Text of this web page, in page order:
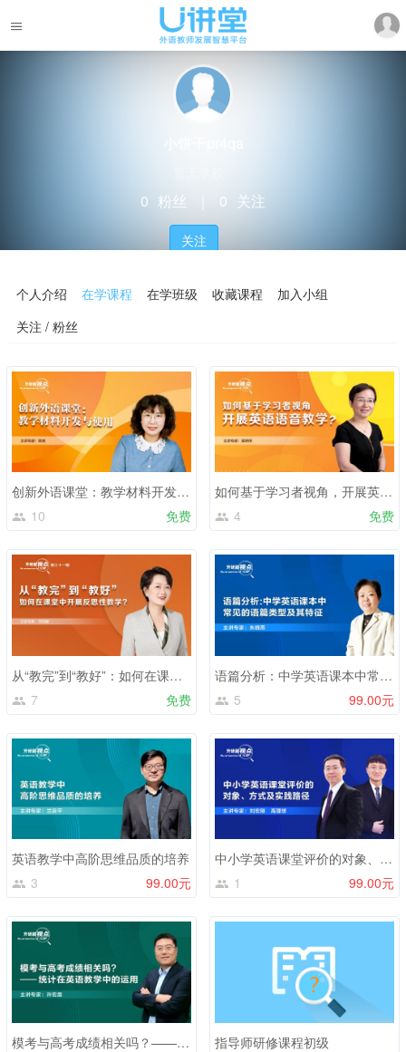
0 粉丝 0 关注
关注
个人介绍 在学课程 在学班级 收藏课程
加入小组
关注 / 粉丝
创新外语课堂：教学材料开发与使用的艺术
10
免费
如何基于学习者视角，开展英语语音教学？
4
免费
从“教完”到“教好”：如何在课堂中开展反思性教学?
7
免费
语篇分析：中学英语课本中常见的语篇类型及其特征
5
99.00元
英语教学中高阶思维品质的培养
3
99.00元
中小学英语课堂评价的对象、方式及实践路径
1
99.00元
模考与高考成绩相关吗？——统计在英语教学中的应用
指导师研修课程初级